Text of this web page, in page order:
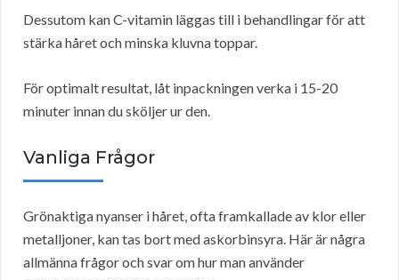
Dessutom kan C-vitamin läggas till i behandlingar för att
stärka håret och minska kluvna toppar.
För optimalt resultat, låt inpackningen verka i 15-20
minuter innan du sköljer ur den.
Vanliga Frågor
Grönaktiga nyanser i håret, ofta framkallade av klor eller
metalljoner, kan tas bort med askorbinsyra. Här är några
allmänna frågor och svar om hur man använder